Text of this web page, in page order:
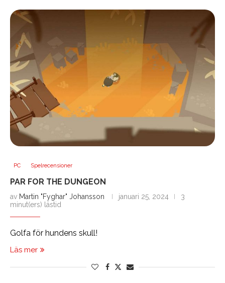
PC Spelrecensioner
PAR FOR THE DUNGEON
av Martin "Fyghar" Johansson januari 25, 2024
3
minut(ers) lästid
Golfa för hundens skull!
Läs mer